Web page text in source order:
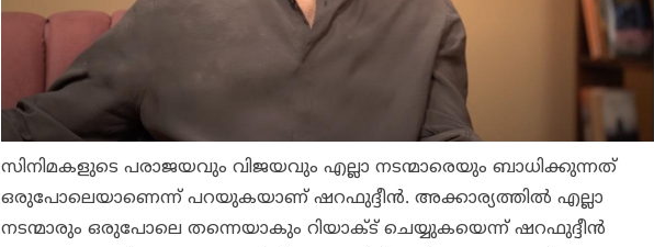
സിനിമകളുടെ പരാജയവും വിജയവും എല്ലാ നടന്മാരെയും ബാധിക്കുന്നത്
ഒരുപോലെയാണെന്ന് പറയുകയാണ് ഷറഫുദ്ദീന്‍. അക്കാര്യത്തില്‍ എല്ലാ
നടന്മാരും ഒരുപോലെ തന്നെയാകും റിയാക്ട് ചെയ്യുകയെന്ന് ഷറഫുദ്ദീന്‍